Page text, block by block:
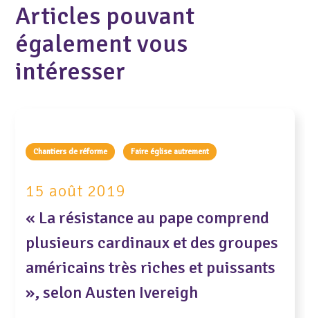
Articles pouvant
également vous
intéresser
Chantiers de réforme Faire église autrement
15 août 2019
« La résistance au pape comprend
plusieurs cardinaux et des groupes
américains très riches et puissants
», selon Austen Ivereigh